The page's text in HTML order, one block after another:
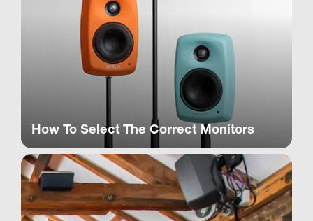
How To Select The Correct Monitors